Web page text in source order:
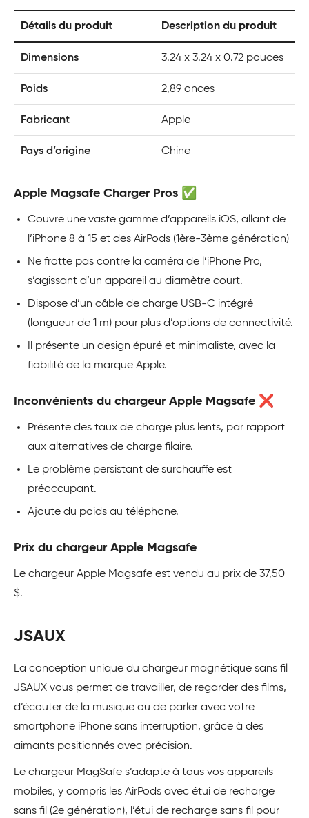
Détails du produit Description du produit
Dimensions 3.24 x 3.24 x 0.72 pouces
Poids 2,89 onces
Fabricant Apple
Pays d’origine Chine
Apple Magsafe Charger Pros ✅
Couvre une vaste gamme d’appareils iOS, allant de
l’iPhone 8 à 15 et des AirPods (1ère-3ème génération)
Ne frotte pas contre la caméra de l’iPhone Pro,
s’agissant d’un appareil au diamètre court.
Dispose d’un câble de charge USB-C intégré
(longueur de 1 m) pour plus d’options de connectivité.
Il présente un design épuré et minimaliste, avec la
fiabilité de la marque Apple.
Inconvénients du chargeur Apple Magsafe ❌
Présente des taux de charge plus lents, par rapport
aux alternatives de charge filaire.
Le problème persistant de surchauffe est
préoccupant.
Ajoute du poids au téléphone.
Prix du chargeur Apple Magsafe
Le chargeur Apple Magsafe est vendu au prix de 37,50
$.
JSAUX
La conception unique du chargeur magnétique sans fil
JSAUX vous permet de travailler, de regarder des films,
d’écouter de la musique ou de parler avec votre
smartphone iPhone sans interruption, grâce à des
aimants positionnés avec précision.
Le chargeur MagSafe s’adapte à tous vos appareils
mobiles, y compris les AirPods avec étui de recharge
sans fil (2e génération), l’étui de recharge sans fil pour